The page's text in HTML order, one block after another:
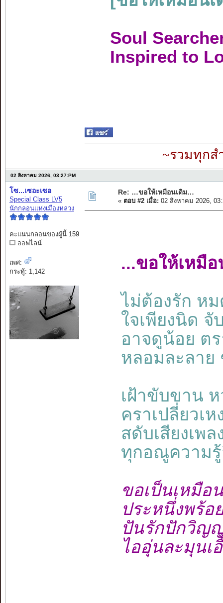
Soul
Inspired to
~รวมทุกส
02 สิงหาคม 2026, 03:27:PM
โซ...เซอะเซอ
Special Class LV5
นักกลอนแห่งเมืองหลวง
คะแนนกลอนของผู้นี้ 159
ออฟไลน์
เพศ:
กระทู้: 1,142
Re: …ขอให้เหมือนเดิม…
« ตอบ #2 เมื่อ: 02 สิงหาคม 2026,
...ขอให้เหมื
ไม่ต้องรัก ห
ใจเพียงนิด
อาจดูน้อย ต
หลอมละลาย
เฝ้าขับขาน
คราเปลี่ยวเ
สดับเสียงเพ
ทุกอณูความ
ขอเป็นเหมือ
ประหนึ่งพร้อ
ปันรักปักวิญ
ไออุ่นละมุนเ